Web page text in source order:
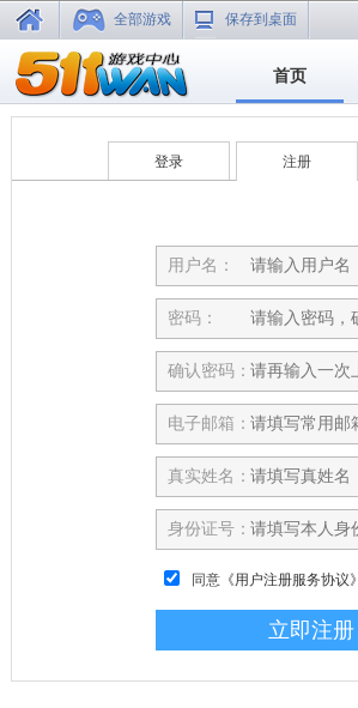
全部游戏 保存到桌面
首页
登录 注册
用户名：
密码：
确认密码：
电子邮箱：
真实姓名：
身份证号：
同意 《用户注册服务协议》